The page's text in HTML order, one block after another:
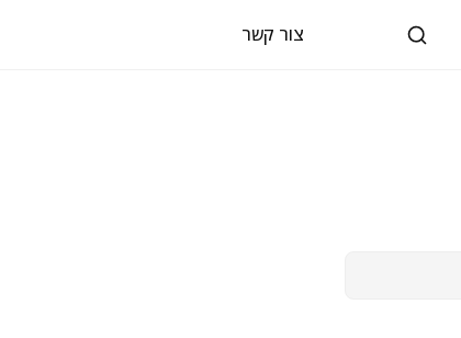
צור קשר